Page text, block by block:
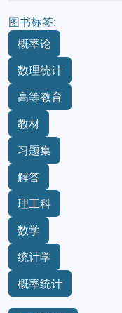
图书标签:
概率论
数理统计
高等教育
教材
习题集
解答
理工科
数学
统计学
概率统计